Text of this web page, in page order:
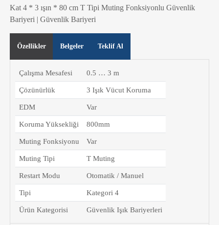
Kat 4 * 3 ışın * 80 cm T Tipi Muting Fonksiyonlu Güvenlik
Bariyeri | Güvenlik Bariyeri
Özellikler Belgeler Teklif Al
Çalışma Mesafesi 0.5 … 3 m
Çözünürlük 3 Işık Vücut Koruma
EDM Var
Koruma Yüksekliği 800mm
Muting Fonksiyonu Var
Muting Tipi T Muting
Restart Modu Otomatik / Manuel
Tipi Kategori 4
Ürün Kategorisi Güvenlik Işık Bariyerleri